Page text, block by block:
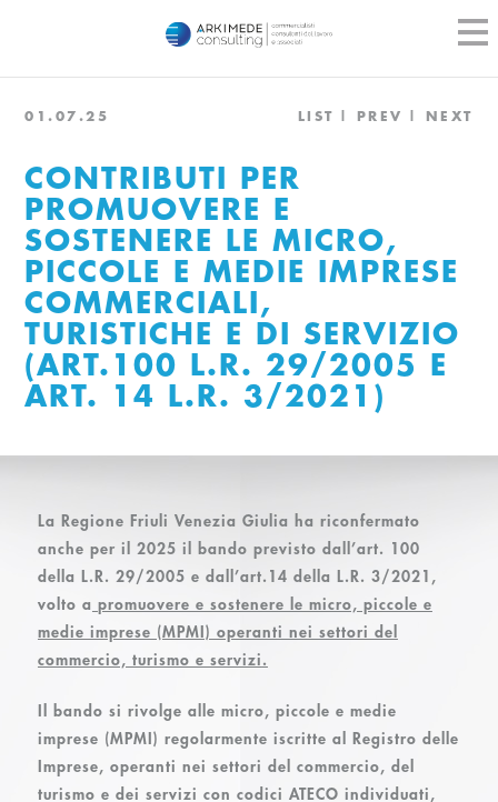
01.07.25
CONTRIBUTI PER
PROMUOVERE E
SOSTENERE LE MICRO,
PICCOLE E MEDIE IMPRESE
COMMERCIALI,
TURISTICHE E DI SERVIZIO
(ART.100 L.R. 29/2005 E
ART. 14 L.R. 3/2021)
LIST PREV NEXT
La Regione Friuli Venezia Giulia ha riconfermato
anche per il 2025 il bando previsto dall’art. 100
della L.R. 29/2005 e dall’art.14 della L.R. 3/2021,
volto a promuovere e sostenere le micro, piccole e
medie imprese (MPMI) operanti nei settori del
commercio, turismo e servizi.
Il bando si rivolge alle micro, piccole e medie
imprese (MPMI) regolarmente iscritte al Registro delle
Imprese, operanti nei settori del commercio, del
turismo e dei servizi con codici ATECO individuati,